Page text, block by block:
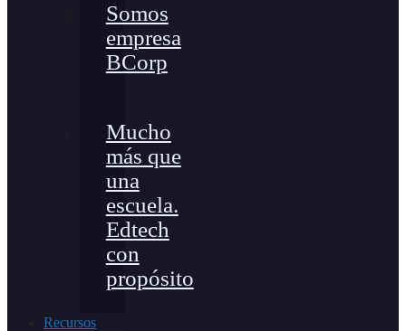
Somos
empresa
BCorp
Mucho
más que
una
escuela.
Edtech
con
propósito
Recursos